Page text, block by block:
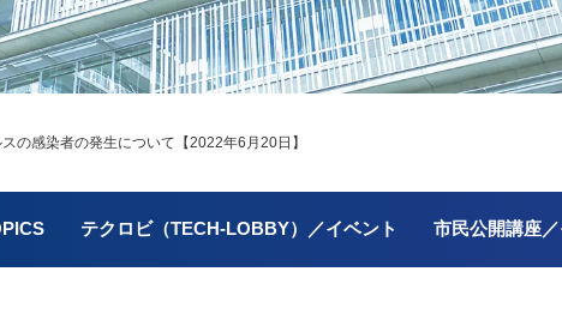
感染者の発生について【2022年6月20日】
テクロビ（TECH-LOBBY）／イベント 市民公開講座